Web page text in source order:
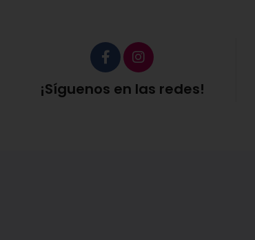
¡Síguenos en las redes!